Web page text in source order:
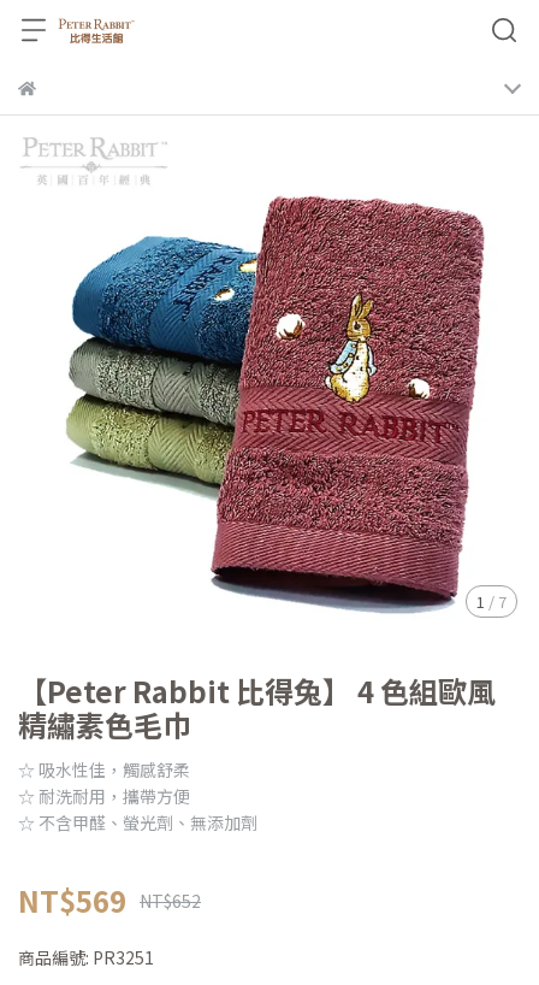
1 / 7
【Peter Rabbit 比得兔】 4 色組歐風
精繡素色毛巾
☆ 吸水性佳，觸感舒柔
☆ 耐洗耐用，攜帶方便
☆ 不含甲醛、螢光劑、無添加劑
NT$569 NT$652
商品編號: PR3251